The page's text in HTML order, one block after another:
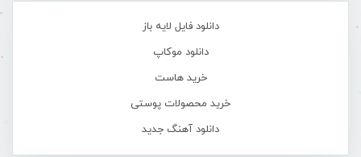
دانلود فایل لایه باز
دانلود موکاپ
خرید هاست
خرید محصولات پوستی
دانلود آهنگ جدید